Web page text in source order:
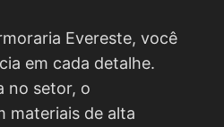
Evereste, você
em cada detalhe.
no setor, o
materiais de alta